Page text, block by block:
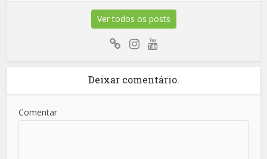
Ver todos os posts
Deixar comentário.
Comentar